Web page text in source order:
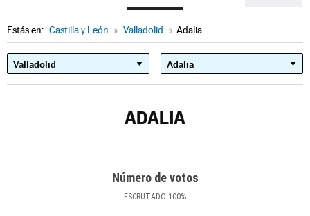
Estás en: Castilla y León » Valladolid » Adalia
ADALIA
Número de votos
ESCRUTADO 100%